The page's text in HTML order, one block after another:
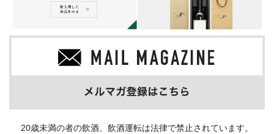
20歳未満の者の飲酒、飲酒運転は法律で禁止されています。